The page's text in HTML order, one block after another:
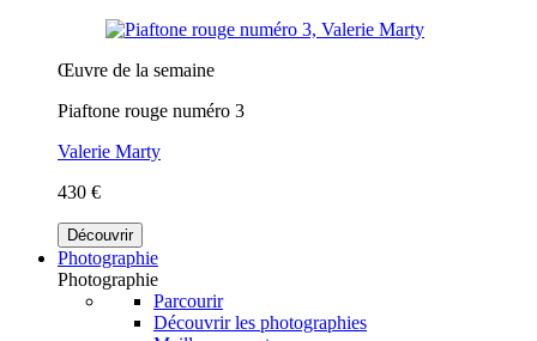
Œuvre de la semaine
Piaftone rouge numéro 3
Valerie Marty
430 €
Découvrir
Photographie
Photographie
Parcourir
Découvrir les photographies